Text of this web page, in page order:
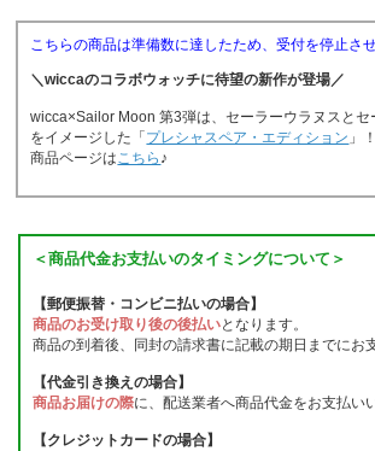
こちらの商品は準備数に達したため、受付を停止さ
＼wiccaのコラボウォッチに待望の新作が登場／
wicca×Sailor Moon 第3弾は、セーラーウラヌスとセ
をイメージした「 プレシャスペア・エディション 」！
商品ページはこちら ♪
＜商品代金お支払いのタイミングについて＞
【郵便振替・コンビニ払いの場合】
商品のお受け取り後の後払いとなります。
商品の到着後、同封の請求書に記載の期日までにお
【代金引き換えの場合】
商品お届けの際に、配送業者へ商品代金をお支払い
【クレジットカードの場合】